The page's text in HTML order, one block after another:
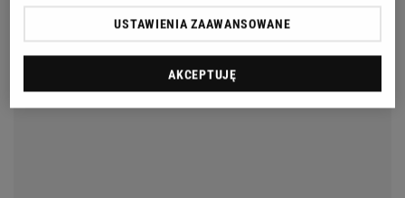
USTAWIENIA ZAAWANSOWANE
AKCEPTUJĘ